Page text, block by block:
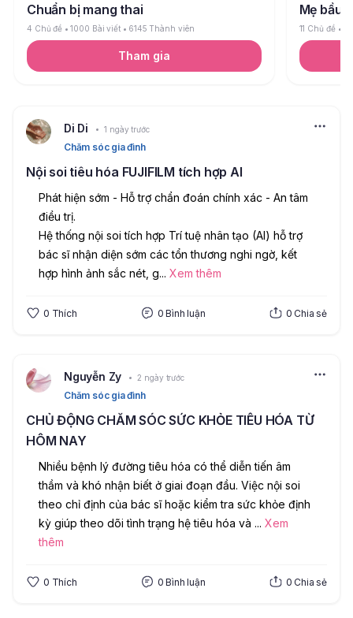
Chuẩn bị mang thai
4 Chủ đề 1000 Bài viết 6145 Thành viên
Tham gia
Mẹ bầu
11 Chủ đề
Di Di 1 ngày trước
Chăm sóc gia đình
Nội soi tiêu hóa FUJIFILM tích hợp AI
Phát hiện sớm - Hỗ trợ chẩn đoán chính xác - An tâm
điều trị.
Hệ thống nội soi tích hợp Trí tuệ nhân tạo (AI) hỗ trợ
bác sĩ nhận diện sớm các tổn thương nghi ngờ, kết
hợp hình ảnh sắc nét, g... Xem thêm
0 Thích 0 Bình luận 0 Chia sẻ
Nguyễn Zy 2 ngày trước
Chăm sóc gia đình
CHỦ ĐỘNG CHĂM SÓC SỨC KHỎE TIÊU HÓA TỪ
HÔM NAY
Nhiều bệnh lý đường tiêu hóa có thể diễn tiến âm
thầm và khó nhận biết ở giai đoạn đầu. Việc nội soi
theo chỉ định của bác sĩ hoặc kiểm tra sức khỏe định
kỳ giúp theo dõi tình trạng hệ tiêu hóa và ... Xem
thêm
0 Thích 0 Bình luận 0 Chia sẻ